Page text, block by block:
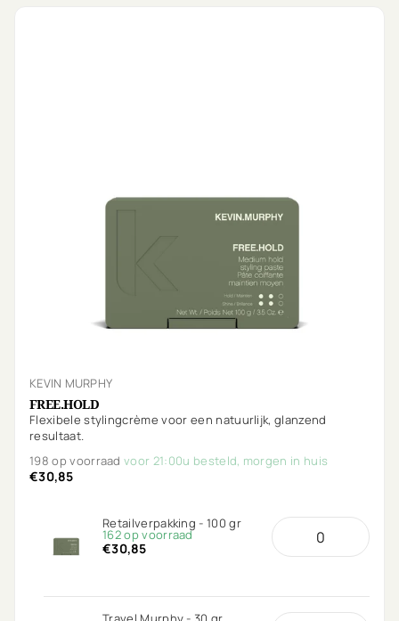
KEVIN MURPHY
FREE.HOLD
Flexibele stylingcrème voor een natuurlijk, glanzend
resultaat.
198 op voorraadvoor 21:00u besteld, morgen in huis
€30,85
Retailverpakking - 100 gr
162 op voorraad
€30,85